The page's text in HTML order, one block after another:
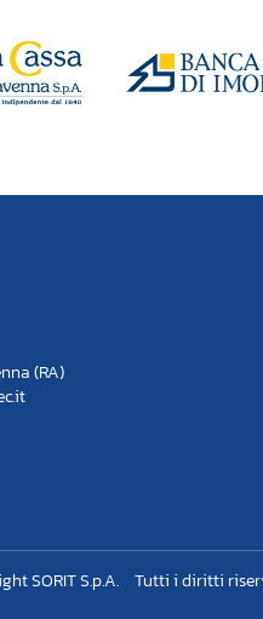
(RA)
SORIT S.p.A. Tutti i diritti